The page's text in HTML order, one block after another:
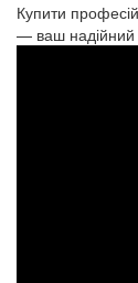
Купити
— ваш надійний